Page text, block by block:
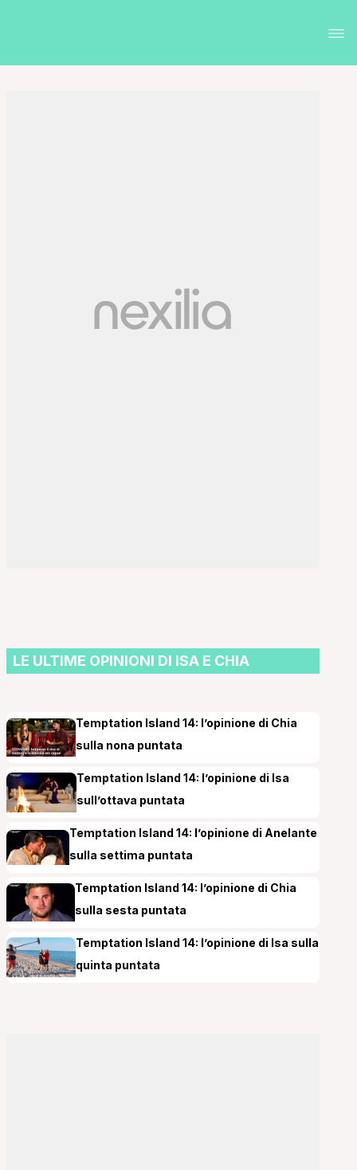
LE ULTIME OPINIONI DI ISA E CHIA
Temptation Island 14: l’opinione di Chia
sulla nona puntata
Temptation Island 14: l’opinione di Isa
sull’ottava puntata
Temptation Island 14: l’opinione di Anelante
sulla settima puntata
Temptation Island 14: l’opinione di Chia
sulla sesta puntata
Temptation Island 14: l’opinione di Isa sulla
quinta puntata